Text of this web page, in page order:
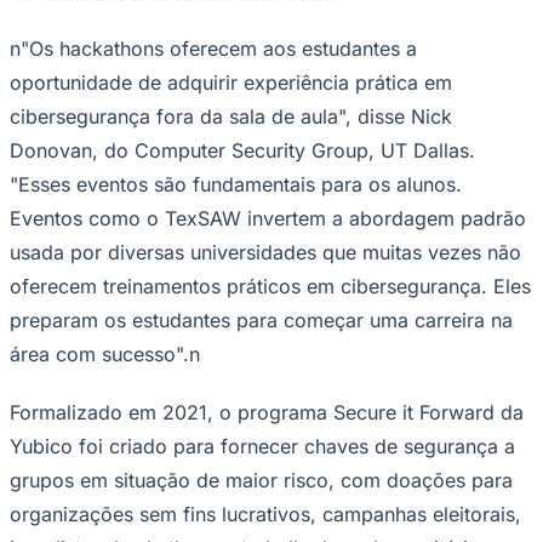
Ceará
cibersegurança fora da sala de aula", disse Nick
Donovan, do Computer Security Group, UT Dallas.
"Esses eventos são fundamentais para os alunos.
Eventos como o TexSAW invertem a abordagem padrão
usada por diversas universidades que muitas vezes não
oferecem treinamentos práticos em cibersegurança. Eles
preparam os estudantes para começar uma carreira na
área com sucesso".n
Formalizado em 2021, o programa Secure it Forward da
grupos em situação de maior risco, com doações para
organizações sem fins lucrativos, campanhas eleitorais,
jornalistas, hackathons e trabalhadores humanitários em
todo o mundo. A Yubico já doou mais de 65.000